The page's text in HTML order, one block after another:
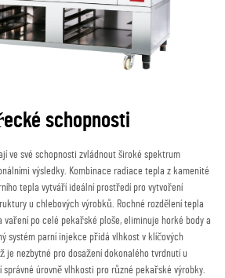
schopnosti
ve své schopnosti zvládnout široké spektrum
výsledky. Kombinace radiace tepla z kamenité
tepla vytváří ideální prostředí pro vytvoření
u chlebových výrobků. Rochné rozdělení tepla
vaření po celé pekařské ploše, eliminuje horké body a
systém parní injekce přidá vlhkost v klíčových
je nezbytné pro dosažení dokonalého tvrdnutí u
úrovně vlhkosti pro různé pekařské výrobky.